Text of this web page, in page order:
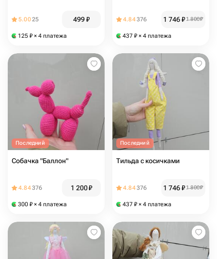
5.0025 499₽
125 ₽ × 4 платежа
4.84376 1 746₽1 800₽
437 ₽ × 4 платежа
Последний
Собачка "Баллон"
4.84376 1 200₽
300 ₽ × 4 платежа
Последний
Тильда с косичками
4.84376 1 746₽1 800₽
437 ₽ × 4 платежа